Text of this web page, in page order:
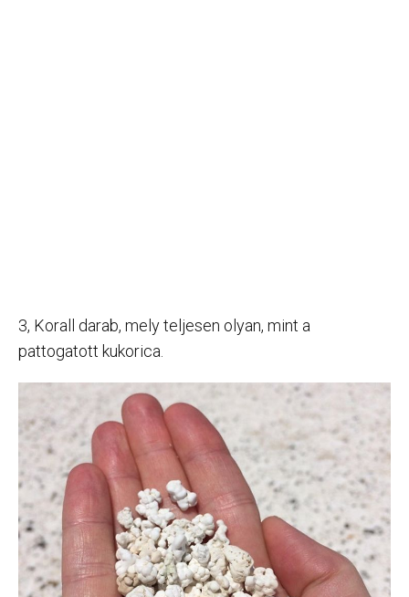
3, Korall darab, mely teljesen olyan, mint a
pattogatott kukorica.